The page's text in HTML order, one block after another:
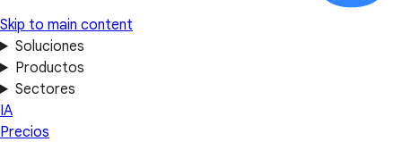
Skip to main content
Soluciones
Productos
Sectores
IA
Precios